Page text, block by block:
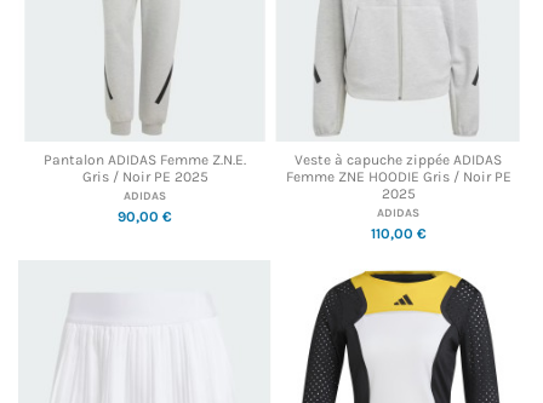
Pantalon ADIDAS Femme Z.N.E.
Gris / Noir PE 2025
ADIDAS
90,00 €
Veste à capuche zippée ADIDAS
Femme ZNE HOODIE Gris / Noir PE
2025
ADIDAS
110,00 €